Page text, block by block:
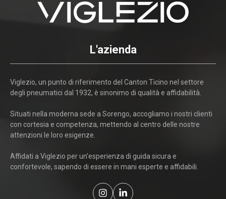
L'azienda
Viglezio, un punto di riferimento del Canton Ticino nel settore
degli pneumatici dal 1932, è sinonimo di qualità e affidabilità.
Situati nella moderna sede a Sorengo, accogliamo i nostri clienti
con cortesia e competenza, mettendo al centro delle nostre
attenzioni le loro esigenze.
Affidati a Viglezio per un'esperienza di guida sicura e
confortevole, sapendo di essere in mani esperte e affidabili.